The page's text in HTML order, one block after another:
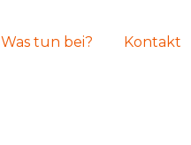
Was tun bei? Kontakt